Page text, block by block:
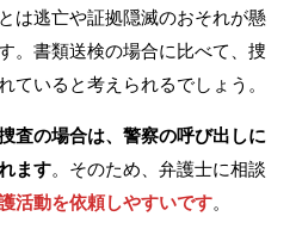
は逃亡や証拠隠滅のおそれが懸
。書類送検の場合に比べて、捜
ていると考えられるでしょう。
査の場合は、警察の呼び出しに
ます。そのため、弁護士に相談
活動を依頼しやすいです。